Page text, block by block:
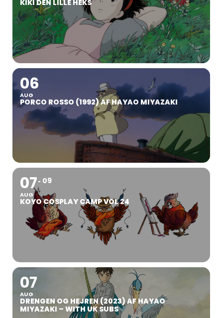
KIKI DEN LILLE HEKS
06
AUG
PORCO ROSSO (1992) AF HAYAO MIYAZAKI
07
AUG
09
KOYO COSPLAY CAMP VOL 24
07
AUG
DRENGEN OG HEJREN (2023) AF HAYAO
MIYAZAKI – WITH UK SUBS